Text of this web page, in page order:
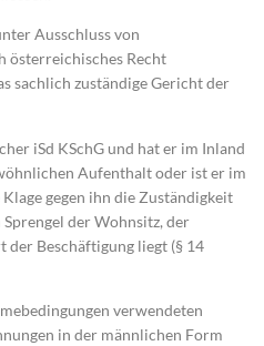
Ausschluss von
österreichisches Recht
sachlich zuständige Gericht der
iSd KSchG und hat er im Inland
Aufenthalt oder ist er im
gegen ihn die Zuständigkeit
Sprengel der Wohnsitz, der
Beschäftigung liegt (§ 14
verwendeten
in der männlichen Form